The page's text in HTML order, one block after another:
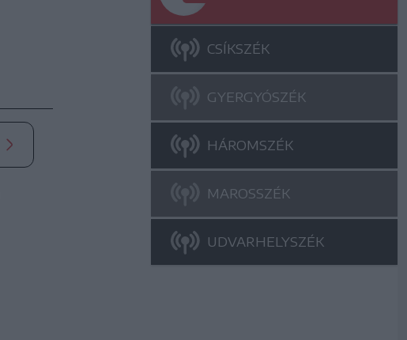
CSÍKSZÉK
GYERGYÓSZÉK
HÁROMSZÉK
MAROSSZÉK
UDVARHELYSZÉK